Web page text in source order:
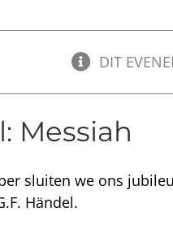
DIT
Messiah
sluiten we ons
Händel.